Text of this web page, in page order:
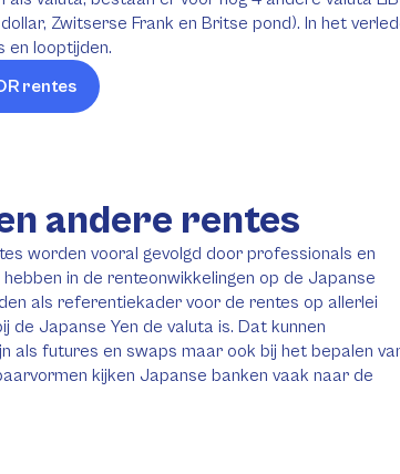
Zwitserse Frank en Britse pond). In het
en looptijden.
rentes
andere rentes
worden vooral gevolgd door professionals en
in de renteonwikkelingen op de Japanse
als referentiekader voor de rentes op allerlei
de Japanse Yen de valuta is. Dat kunnen
als futures en swaps maar ook bij het bepalen
kijken Japanse banken vaak naar de